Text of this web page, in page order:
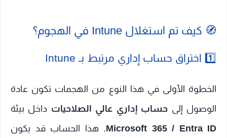
🧭 كيف تم استغلال Intune في الهجوم؟
1️⃣ اختراق حساب إداري مرتبط بـ Intune
الخطوة الأولى في هذا النوع من الهجمات تكون عادة
الوصول إلى حساب إداري عالي الصلاحيات داخل بيئة
Microsoft 365 / Entra ID. هذا الحساب قد يكون